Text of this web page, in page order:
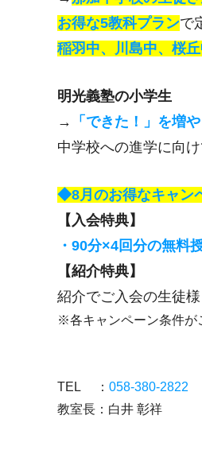
お得な5教科プランで
稲羽中、川島中、桜
明光義塾の小学生
→
「できた！」を増
中学校への進学に向
◆8月のお得なキャン
【入会特典】
・90分×4回分の無料
【紹介特典】
紹介でご入会の生徒
※各キャンペーン条件が
TEL ： 058-380-2822
教室長：白井 彰祥